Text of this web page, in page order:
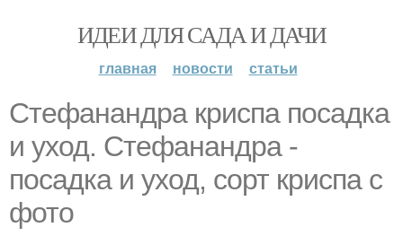
ИДЕИ ДЛЯ САДА И ДАЧИ
главная новости статьи
Стефанандра криспа посадка
и уход. Стефанандра -
посадка и уход, сорт криспа с
фото